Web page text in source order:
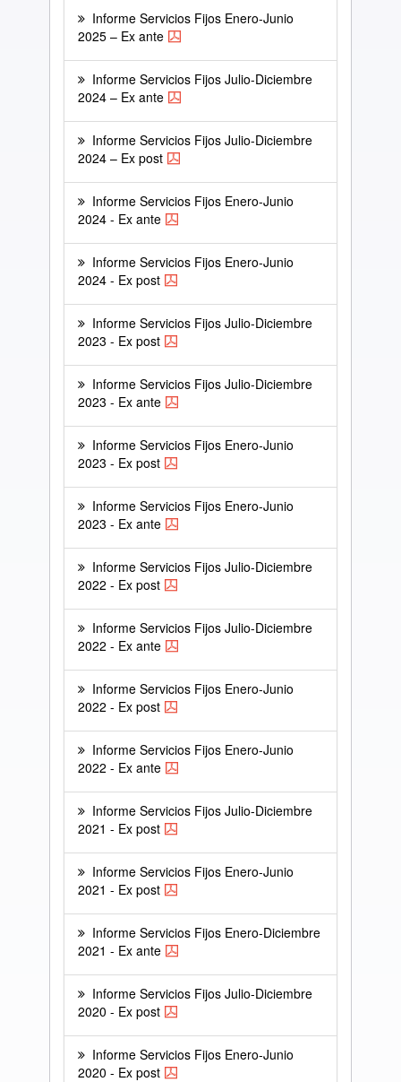
Informe Servicios Fijos Enero-Junio
2025 – Ex ante
Informe Servicios Fijos Julio-Diciembre
2024 – Ex ante
Informe Servicios Fijos Julio-Diciembre
2024 – Ex post
Informe Servicios Fijos Enero-Junio
2024 - Ex ante
Informe Servicios Fijos Enero-Junio
2024 - Ex post
Informe Servicios Fijos Julio-Diciembre
2023 - Ex post
Informe Servicios Fijos Julio-Diciembre
2023 - Ex ante
Informe Servicios Fijos Enero-Junio
2023 - Ex post
Informe Servicios Fijos Enero-Junio
2023 - Ex ante
Informe Servicios Fijos Julio-Diciembre
2022 - Ex post
Informe Servicios Fijos Julio-Diciembre
2022 - Ex ante
Informe Servicios Fijos Enero-Junio
2022 - Ex post
Informe Servicios Fijos Enero-Junio
2022 - Ex ante
Informe Servicios Fijos Julio-Diciembre
2021 - Ex post
Informe Servicios Fijos Enero-Junio
2021 - Ex post
Informe Servicios Fijos Enero-Diciembre
2021 - Ex ante
Informe Servicios Fijos Julio-Diciembre
2020 - Ex post
Informe Servicios Fijos Enero-Junio
2020 - Ex post